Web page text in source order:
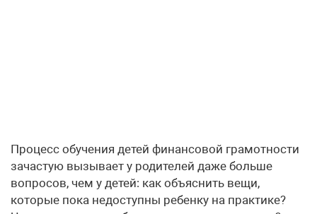
Процесс обучения детей финансовой грамотности
зачастую вызывает у родителей даже больше
вопросов, чем у детей: как объяснить вещи,
которые пока недоступны ребенку на практике?